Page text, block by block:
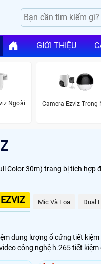
GIỚI THIỆU
Ngoài
Camera Ezviz Trong
Color 30m) trang bị tích
Mic Và Loa Dual
dung lượng ổ cứng tiết
công nghệ h.265 tiết